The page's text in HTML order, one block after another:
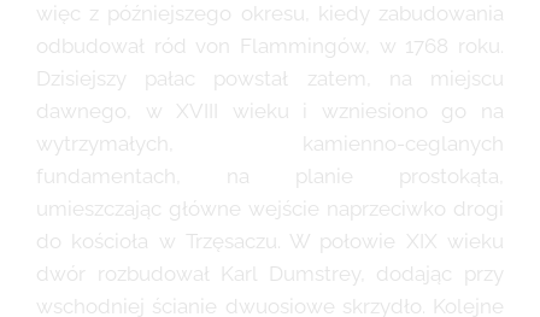
więc z późniejszego okresu, kiedy zabudowania
odbudował ród von Flammingów, w 1768 roku.
Dzisiejszy pałac powstał zatem, na miejscu
dawnego, w XVIII wieku i wzniesiono go na
wytrzymałych, kamienno-ceglanych
fundamentach, na planie prostokąta,
umieszczając główne wejście naprzeciwko drogi
do kościoła w Trzęsaczu. W połowie XIX wieku
dwór rozbudował Karl Dumstrey, dodając przy
wschodniej ścianie dwuosiowe skrzydło. Kolejne